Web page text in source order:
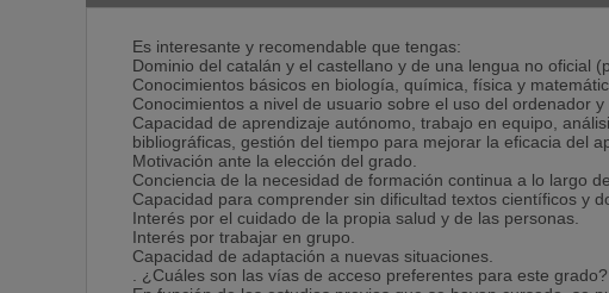
Es interesante y recomendable que tengas:
Dominio del catalán y el castellano y de una lengua no oficial
Conocimientos básicos en biología, química, física y
Conocimientos a nivel de usuario sobre el uso del ordenador
Capacidad de aprendizaje autónomo, trabajo en equipo,
bibliográficas, gestión del tiempo para mejorar la eficacia del
Motivación ante la elección del grado.
Conciencia de la necesidad de formación continua a lo largo
Capacidad para comprender sin dificultad textos científicos y
Interés por el cuidado de la propia salud y de las personas.
Interés por trabajar en grupo.
Capacidad de adaptación a nuevas situaciones.
. ¿Cuáles son las vías de acceso preferentes para este grado?